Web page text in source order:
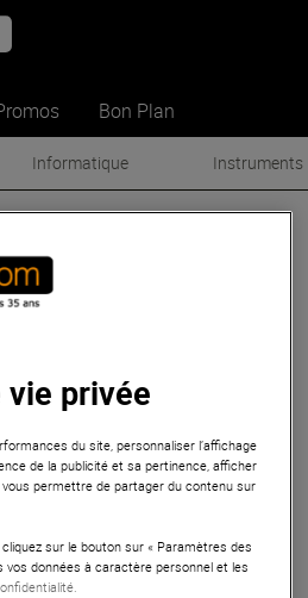
Bon Plan
Informatique Instruments
privée
du site, personnaliser l’affichage
de la publicité et sa pertinence, afficher
permettre de partager du contenu sur
sur le bouton sur « Paramètres des
données à caractère personnel et les